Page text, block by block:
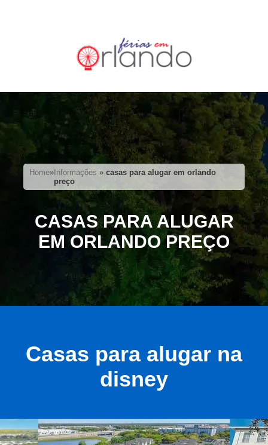
Home» Informações »casas para alugar em orlando
preço
CASAS PARA ALUGAR
EM ORLANDO PREÇO
Casas para alugar na
disney